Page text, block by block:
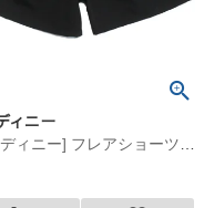
ィニー